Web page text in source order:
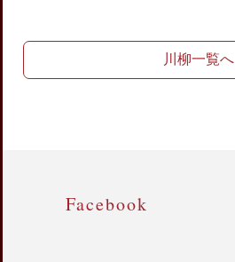
川柳一覧へ
Facebook